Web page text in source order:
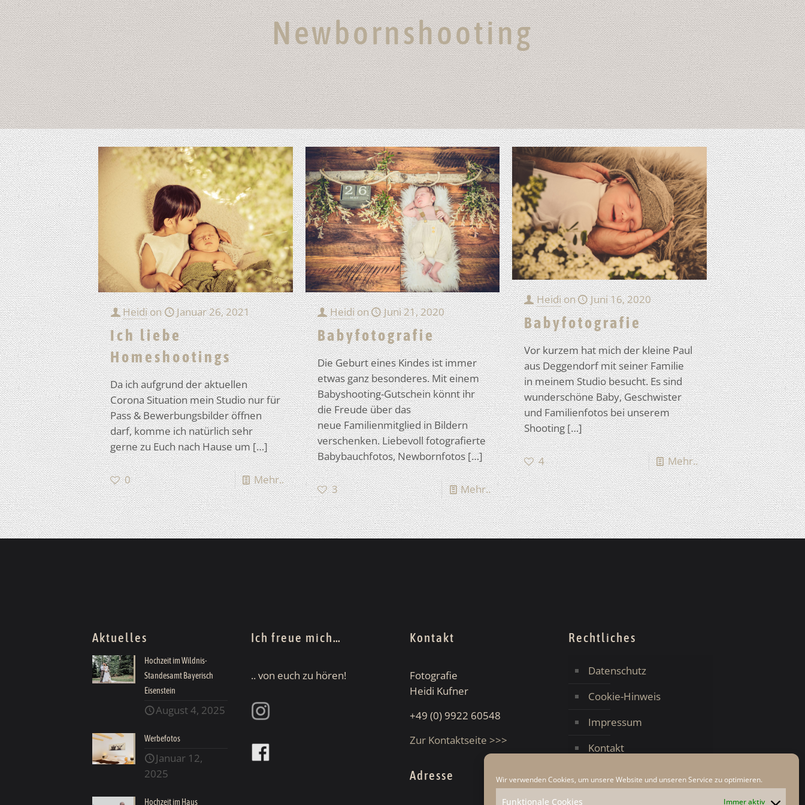
Wir verwenden Cookies, um unsere Website und unseren Service zu optimieren.
Funktionale Cookies Immer aktiv
Newbornshooting
Heidion Januar 26, 2021
Ich liebe
Homeshootings
Da ich aufgrund der aktuellen
Corona Situation mein Studio nur für
Pass & Bewerbungsbilder öffnen
darf, komme ich natürlich sehr
gerne zu Euch nach Hause um[…]
0 Mehr..
Heidion Juni 21, 2020
Babyfotografie
Die Geburt eines Kindes ist immer
etwas ganz besonderes. Mit einem
Babyshooting-Gutschein könnt ihr
die Freude über das
neue Familienmitglied in Bildern
verschenken. Liebevoll fotografierte
Babybauchfotos, Newbornfotos[…]
3 Mehr..
Heidion Juni 16, 2020
Babyfotografie
Vor kurzem hat mich der kleine Paul
aus Deggendorf mit seiner Familie
in meinem Studio besucht. Es sind
wunderschöne Baby, Geschwister
und Familienfotos bei unserem
Shooting[…]
4 Mehr..
Aktuelles
Hochzeit im Wildnis-
Standesamt Bayerisch
Eisenstein
August 4, 2025
Werbefotos
Januar 12,
2025
Hochzeit im Haus
Ich freue mich…
.. von euch zu hören!
Kontakt
Fotografie
Heidi Kufner
+49 (0) 9922 60548
Zur Kontaktseite >>>
Adresse
Rechtliches
Datenschutz
Cookie-Hinweis
Impressum
Kontakt